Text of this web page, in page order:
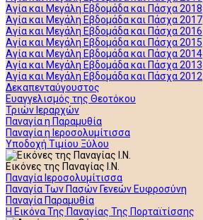
Αγία και Μεγάλη Εβδομάδα και Πάσχα 2018
Αγία και Μεγάλη Εβδομάδα και Πάσχα 2017
Αγία και Μεγάλη Εβδομάδα και Πάσχα 2016
Αγία και Μεγάλη Εβδομάδα και Πάσχα 2015
Αγία και Μεγάλη Εβδομάδα και Πάσχα 2014
Αγία και Μεγάλη Εβδομάδα και Πάσχα 2013
Αγία και Μεγάλη Εβδομάδα και Πάσχα 2012
Δεκαπενταύγουστος
Ευαγγελισμός της Θεοτόκου
Τριών Ιεραρχών
Παναγία η Παραμυθία
Παναγία η Ιεροσολυμίτισσα
Υποδοχή Τιμίου Ξύλου
Εικόνες της Παναγίας Ι.Ν.
Παναγία Ιεροσολυμίτισσα
Παναγία Των Πασών Γενεών Ευφροσύνη
Παναγία Παραμυθία
Η Εικόνα Της Παναγίας Της Πορταϊτίσσης